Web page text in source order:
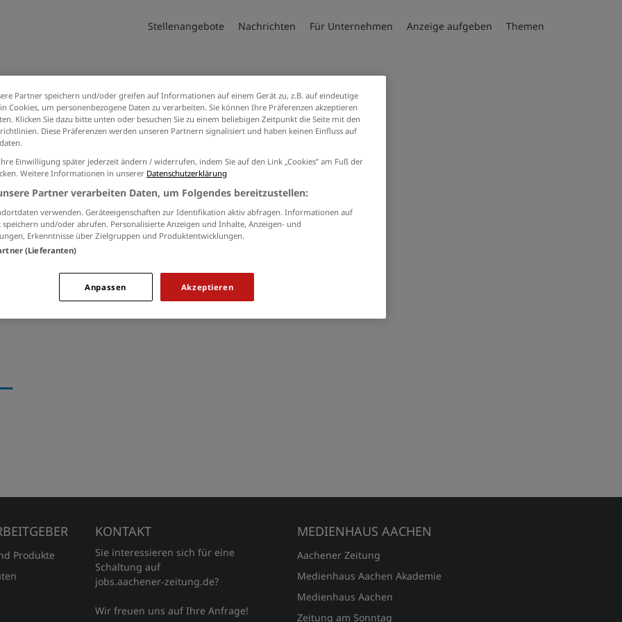
Stellenangebote Nachrichten Für Unternehmen Anzeige aufgeben Themen
zum Thema Schlüsselqualifikationen
Produkte
KONTAKT
Sie interessieren sich für eine
Schaltung auf
jobs.aachener‑zeitung.de?
Wir freuen uns auf Ihre Anfrage!
MEDIENHAUS AACHEN
Aachener Zeitung
Medienhaus Aachen Akademie
Medienhaus Aachen
Zeitung am Sonntag
Partner speichern und/oder greifen auf Informationen auf einem Gerät zu, z.B. auf eindeutige
Cookies, um personenbezogene Daten zu verarbeiten. Sie können Ihre Präferenzen akzeptieren
Klicken Sie dazu bitte unten oder besuchen Sie zu einem beliebigen Zeitpunkt die Seite mit den
Diese Präferenzen werden unseren Partnern signalisiert und haben keinen Einfluss auf
Einwilligung später jederzeit ändern / widerrufen, indem Sie auf den Link „Cookies” am Fuß der
Weitere Informationen in unserer Datenschutzerklärung
Partner verarbeiten Daten, um Folgendes bereitzustellen:
verwenden. Geräteeigenschaften zur Identifikation aktiv abfragen. Informationen auf
speichern und/oder abrufen. Personalisierte Anzeigen und Inhalte, Anzeigen- und
Erkenntnisse über Zielgruppen und Produktentwicklungen.
(Lieferanten)
Akzeptieren
Anpassen